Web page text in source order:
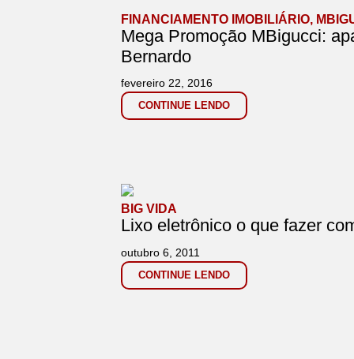
FINANCIAMENTO IMOBILIÁRIO,
Mega Promoção MBigucci:
Bernardo
CONTINUE LENDO
fevereiro 22, 2016
BIG VIDA
Lixo eletrônico o que fazer
CONTINUE LENDO
outubro 6, 2011